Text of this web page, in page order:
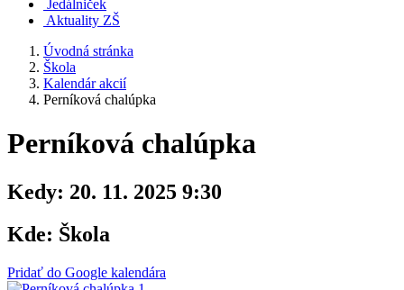
Jedálniček
Aktuality ZŠ
Úvodná stránka
Škola
Kalendár akcií
Perníková chalúpka
Perníková chalúpka
Kedy: 20. 11. 2025 9:30
Kde: Škola
Pridať do Google kalendára